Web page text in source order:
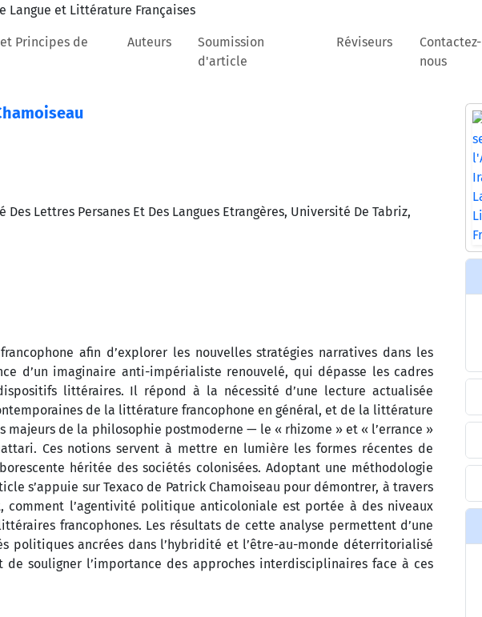
Principes de
Auteurs
Soumission
d'article
Réviseurs
Contactez-
nous
Lettres Persanes Et Des Langues Etrangères, Université De Tabriz,
afin d’explorer les nouvelles stratégies narratives dans les
d’un imaginaire anti-impérialiste renouvelé, qui dépasse les cadres
littéraires. Il répond à la nécessité d’une lecture actualisée
de la littérature francophone en général, et de la littérature
de la philosophie postmoderne — le « rhizome » et « l’errance »
Ces notions servent à mettre en lumière les formes récentes de
héritée des sociétés colonisées. Adoptant une méthodologie
s’appuie sur Texaco de Patrick Chamoiseau pour démontrer, à travers
l’agentivité politique anticoloniale est portée à des niveaux
francophones. Les résultats de cette analyse permettent d’une
politiques ancrées dans l’hybridité et l’être-au-monde déterritorialisé
souligner l’importance des approches interdisciplinaires face à ces